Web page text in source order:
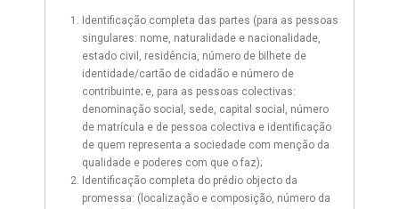
Identificação completa das partes (para as pessoas
singulares: nome, naturalidade e nacionalidade,
estado civil, residência, número de bilhete de
identidade/cartão de cidadão e número de
contribuinte; e, para as pessoas colectivas:
denominação social, sede, capital social, número
de matrícula e de pessoa colectiva e identificação
de quem representa a sociedade com menção da
qualidade e poderes com que o faz);
Identificação completa do prédio objecto da
promessa: (localização e composição, número da